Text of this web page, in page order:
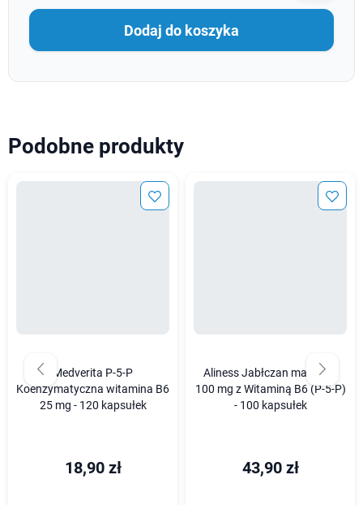
Dodaj do koszyka
Podobne produkty
Medverita P-5-P
Koenzymatyczna witamina B6
25 mg - 120 kapsułek
18,90 zł
Aliness Jabłczan magnezu
100 mg z Witaminą B6 (P-5-P)
- 100 kapsułek
43,90 zł